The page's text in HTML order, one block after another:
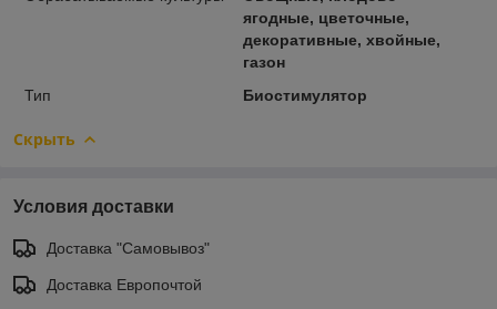
ягодные, цветочные,
декоративные, хвойные,
газон
Тип
Биостимулятор
Скрыть
Условия доставки
Доставка "Самовывоз"
Доставка Европочтой